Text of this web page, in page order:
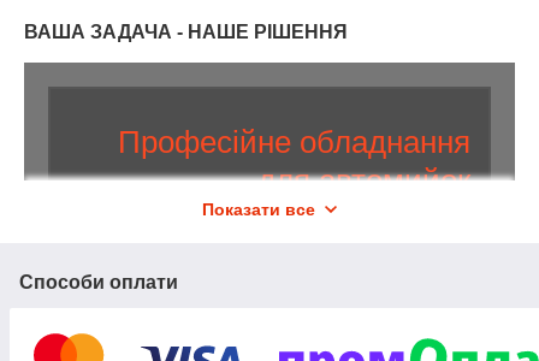
ВАША ЗАДАЧА - НАШЕ РІШЕННЯ
Професійне обладнання
для автомийок
Гарантія 1 рікна весь асортимент. Передбачена
Показати все
Способи оплати